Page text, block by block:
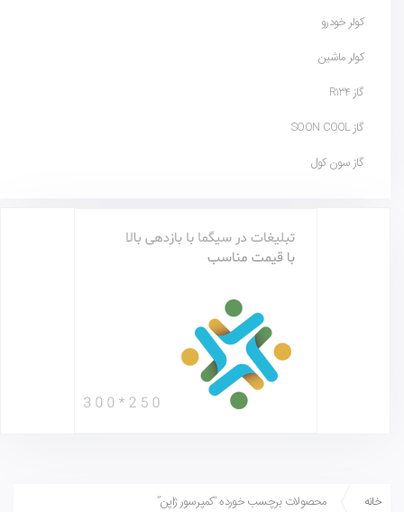
کولر خودرو
کولر ماشین
گاز R134
گاز SOON COOL
گاز سون کول
خانه محصولات برچسب خورده “کمپرسور ژاپن”